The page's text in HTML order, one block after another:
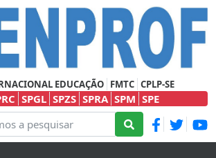
EDUCAÇÃO FMTC CPLP-SE
SPGL SPZS SPRA SPM SPE